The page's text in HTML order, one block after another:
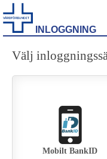
INLOGGNING
Välj
Mobilt BankID